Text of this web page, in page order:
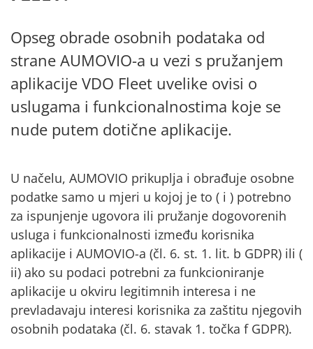
Opseg obrade osobnih podataka od
strane AUMOVIO-a u vezi s pružanjem
aplikacije VDO Fleet uvelike ovisi o
uslugama i funkcionalnostima koje se
nude putem dotične aplikacije.
U načelu, AUMOVIO prikuplja i obrađuje osobne
podatke samo u mjeri u kojoj je to ( i ) potrebno
za ispunjenje ugovora ili pružanje dogovorenih
usluga i funkcionalnosti između korisnika
aplikacije i AUMOVIO-a (čl. 6. st. 1. lit. b GDPR) ili (
ii) ako su podaci potrebni za funkcioniranje
aplikacije u okviru legitimnih interesa i ne
prevladavaju interesi korisnika za zaštitu njegovih
osobnih podataka (čl. 6. stavak 1. točka f GDPR).